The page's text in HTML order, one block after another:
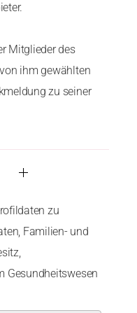
Mitglieder des
ihm gewählten
zu seiner
zu
Familien- und
Gesundheitswesen